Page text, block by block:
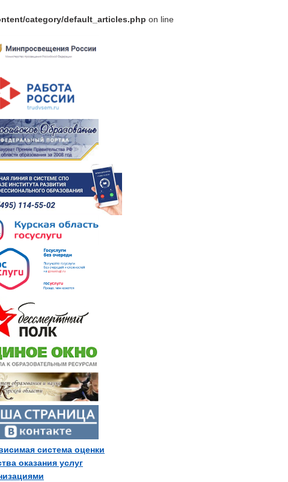
category/default_articles.php on line
система оценки
оказания услуг